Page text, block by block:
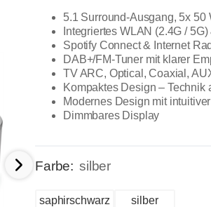
5.1 Surround-Ausgang, 5x 50
Integriertes WLAN (2.4G /
Spotify Connect & Internet
DAB+/FM-Tuner mit klarer
TV ARC, Optical, Coaxial,
Kompaktes Design – Technik
Modernes Design mit
Dimmbares Display
Farbe: silber
saphirschwarz silber